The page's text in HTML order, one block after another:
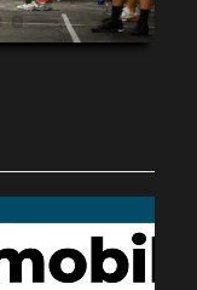
7 8
Item 9
Item 10